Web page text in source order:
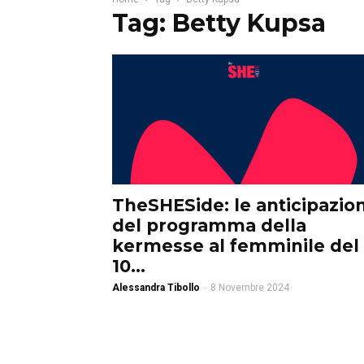
Tag: Betty Kupsa
TheSHESide: le
del programma della
kermesse al femminile del
10...
Alessandra Tibollo - 8 Novembre 2024